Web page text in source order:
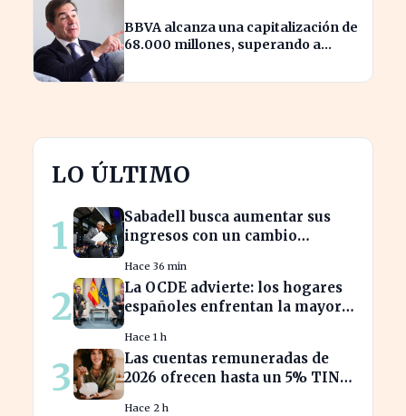
BBVA alcanza una capitalización de
68.000 millones, superando a
LO ÚLTIMO
1
Sabadell busca aumentar sus
ingresos con un cambio
Hace 36 min
2
La OCDE advierte: los hogares
españoles enfrentan la mayor
Hace 1 h
3
Las cuentas remuneradas de
2026 ofrecen hasta un 5% TIN:
Hace 2 h